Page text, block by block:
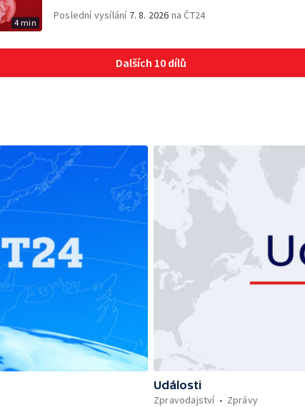
4 min
Poslední vysílání 7. 8. 2026 na ČT24
Dalších 10 dílů
Události
Zpravodajství
Zprávy